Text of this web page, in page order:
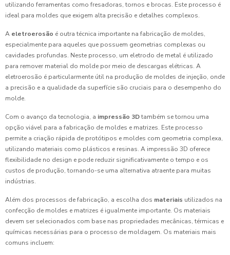
utilizando ferramentas como fresadoras, tornos e brocas. Este processo é
ideal para moldes que exigem alta precisão e detalhes complexos.
A eletroerosão é outra técnica importante na fabricação de moldes,
especialmente para aqueles que possuem geometrias complexas ou
cavidades profundas. Neste processo, um eletrodo de metal é utilizado
para remover material do molde por meio de descargas elétricas. A
eletroerosão é particularmente útil na produção de moldes de injeção, onde
a precisão e a qualidade da superfície são cruciais para o desempenho do
molde.
Com o avanço da tecnologia, a impressão 3Dtambém se tornou uma
opção viável para a fabricação de moldes e matrizes. Este processo
permite a criação rápida de protótipos e moldes com geometria complexa,
utilizando materiais como plásticos e resinas. A impressão 3D oferece
flexibilidade no design e pode reduzir significativamente o tempo e os
custos de produção, tornando-se uma alternativa atraente para muitas
indústrias.
Além dos processos de fabricação, a escolha dos materiais utilizados na
confecção de moldes e matrizes é igualmente importante. Os materiais
devem ser selecionados com base nas propriedades mecânicas, térmicas e
químicas necessárias para o processo de moldagem. Os materiais mais
comuns incluem: